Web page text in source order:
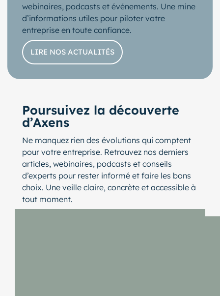
webinaires, podcasts et événements. Une mine
d’informations utiles pour piloter votre
entreprise en toute confiance.
LIRE NOS ACTUALITÉS
Poursuivez la découverte
d’Axens
Ne manquez rien des évolutions qui comptent
pour votre entreprise. Retrouvez nos derniers
articles, webinaires, podcasts et conseils
d’experts pour rester informé et faire les bons
choix. Une veille claire, concrète et accessible à
tout moment.
de publications